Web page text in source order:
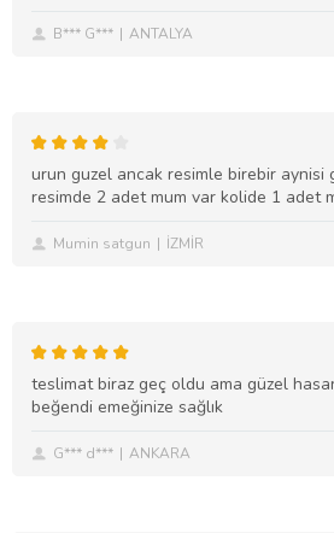
B*** G*** ANTALYA
urun guzel ancak resimle birebir aynisi
resimde 2 adet mum var kolide 1 adet
Mumin satgun İZMİR
teslimat biraz geç oldu ama güzel
beğendi emeğinize sağlık
G*** d*** ANKARA